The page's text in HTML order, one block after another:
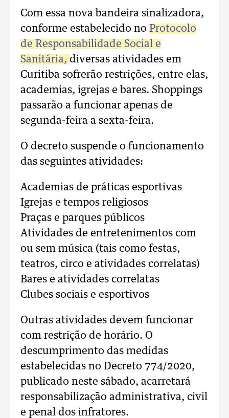
Com essa nova bandeira sinalizadora,
conforme estabelecido no Protocolo
de Responsabilidade Social e
Sanitária, diversas atividades em
Curitiba sofrerão restrições, entre elas,
academias, igrejas e bares. Shoppings
passarão a funcionar apenas de
segunda-feira a sexta-feira.
O decreto suspende o funcionamento
das seguintes atividades:
Academias de práticas esportivas
Igrejas e tempos religiosos
Praças e parques públicos
Atividades de entretenimentos com
ou sem música (tais como festas,
teatros, circo e atividades correlatas)
Bares e atividades correlatas
Clubes sociais e esportivos
Outras atividades devem funcionar
com restrição de horário. O
descumprimento das medidas
estabelecidas no Decreto 774/2020,
publicado neste sábado, acarretará
responsabilização administrativa, civil
e penal dos infratores.